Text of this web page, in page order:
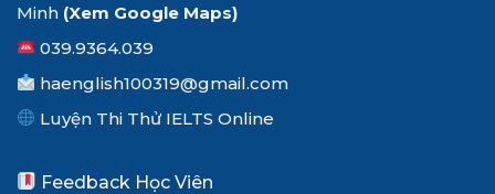
Minh (Xem Google Maps)
039.9364.039
haenglish100319@gmail.com
Luyện Thi Thử IELTS Online
Feedback Học Viên